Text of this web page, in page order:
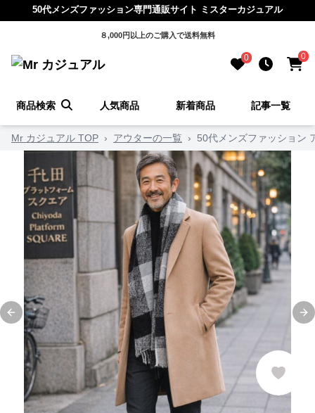
50代メンズファッション専門通販サイト ミスターカジュアル
８,000円以上のご購入で送料無料
0 0
商品検索 人気商品 新着商品 記事一覧
Mr カジュアル TOP › アウターの一覧 › 50代メンズファッション
Previous slide